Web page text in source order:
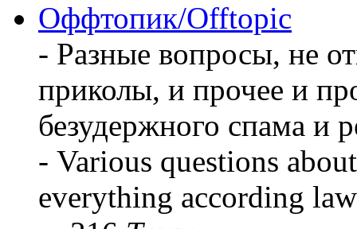
Оффтопик/Offtopic
- Разные вопросы, не
приколы, и прочее и
безудержного спама и
- Various questions
everything according